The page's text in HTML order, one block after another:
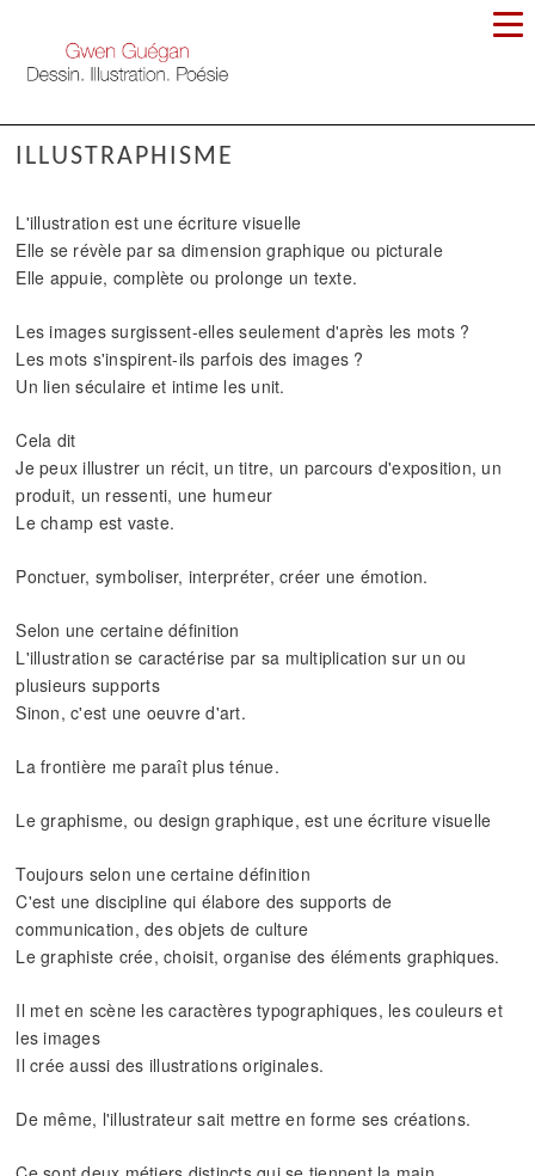
ILLUSTRAPHISME
L'illustration est une écriture visuelle
Elle se révèle par sa dimension graphique ou picturale
Elle appuie, complète ou prolonge un texte.
Les images surgissent-elles seulement d'après les mots ?
Les mots s'inspirent-ils parfois des images ?
Un lien séculaire et intime les unit.
Cela dit
Je peux illustrer un récit, un titre, un parcours d'exposition, un
produit, un ressenti, une humeur
Le champ est vaste.
Ponctuer, symboliser, interpréter, créer une émotion.
Selon une certaine définition
L'illustration se caractérise par sa multiplication sur un ou
plusieurs supports
Sinon, c'est une oeuvre d'art.
La frontière me paraît plus ténue.
Le graphisme, ou design graphique, est une écriture visuelle
Toujours selon une certaine définition
C'est une discipline qui élabore des supports de
communication, des objets de culture
Le graphiste crée, choisit, organise des éléments graphiques.
Il met en scène les caractères typographiques, les couleurs et
les images
Il crée aussi des illustrations originales.
De même, l'illustrateur sait mettre en forme ses créations.